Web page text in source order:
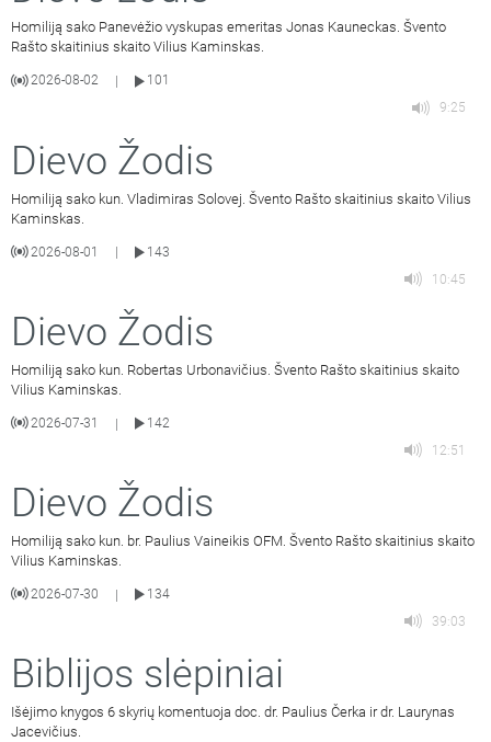
Homiliją sako Panevėžio vyskupas emeritas Jonas Kauneckas. Švento
Rašto skaitinius skaito Vilius Kaminskas.
2026-08-02
101
9:25
Dievo Žodis
Homiliją sako kun. Vladimiras Solovej. Švento Rašto skaitinius skaito Vilius
Kaminskas.
2026-08-01
143
10:45
Dievo Žodis
Homiliją sako kun. Robertas Urbonavičius. Švento Rašto skaitinius skaito
Vilius Kaminskas.
2026-07-31 |
142
12:51
Dievo Žodis
Homiliją sako kun. br. Paulius Vaineikis OFM. Švento Rašto skaitinius skaito
Vilius Kaminskas.
2026-07-30 |
134
39:03
Biblijos slėpiniai
Išėjimo knygos 6 skyrių komentuoja doc. dr. Paulius Čerka ir dr. Laurynas
Jacevičius.